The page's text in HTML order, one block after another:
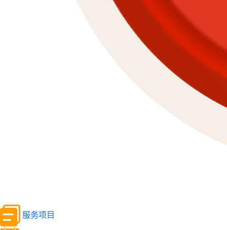
服务项目